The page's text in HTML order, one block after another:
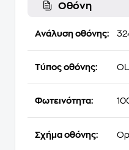
Οθόνη
Ανάλυση οθόνης:
Τύπος οθόνης:
Φωτεινότητα:
Σχήμα οθόνης: